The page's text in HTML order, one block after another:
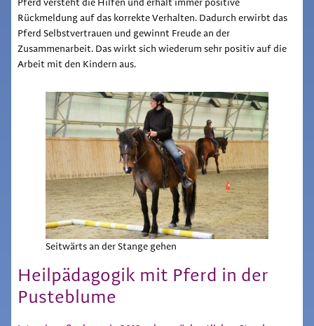
Pferd versteht die Hilfen und erhält immer positive
Rückmeldung auf das korrekte Verhalten. Dadurch erwirbt das
Pferd Selbstvertrauen und gewinnt Freude an der
Zusammenarbeit. Das wirkt sich wiederum sehr positiv auf die
Arbeit mit den Kindern aus.
Seitwärts an der Stange gehen
Heilpädagogik mit Pferd in der
Pusteblume